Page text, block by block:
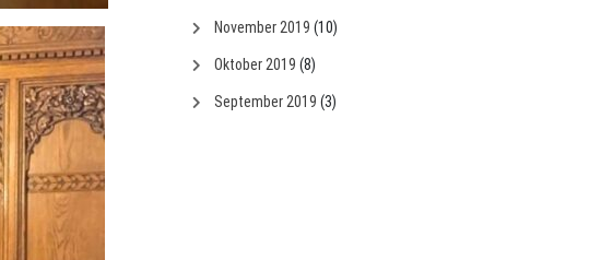
November 2019 (10)
Oktober 2019 (8)
September 2019 (3)